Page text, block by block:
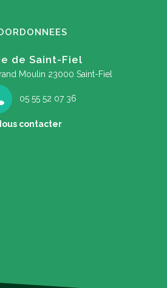
de Saint-Fiel
Moulin 23000 Saint-Fiel
05 55 52 07 36
contacter